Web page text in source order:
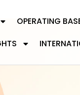
OPERATING